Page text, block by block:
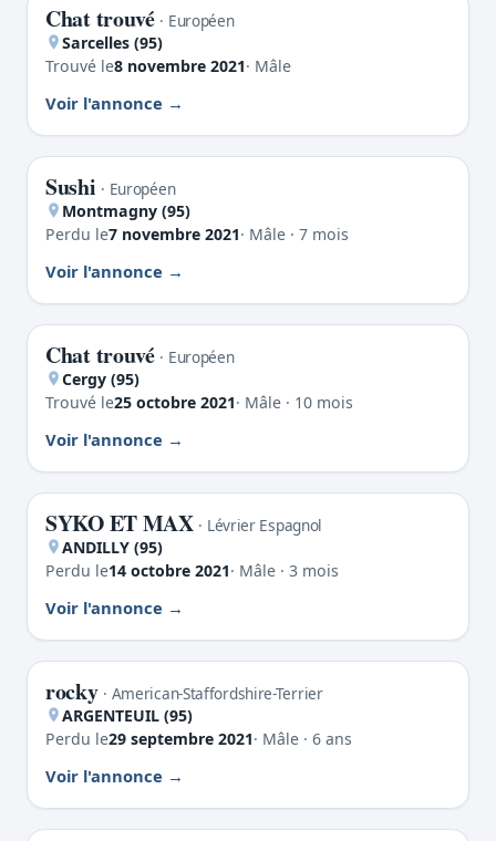
TROUVÉ
Chat trouvé · Européen
Sarcelles (95)
Trouvé le8 novembre 2021· Mâle
Voir l'annonce
PERDU
Sushi · Européen
Montmagny (95)
Perdu le7 novembre 2021· Mâle · 7 mois
Voir l'annonce
TROUVÉ
Chat trouvé · Européen
Cergy (95)
Trouvé le25 octobre 2021· Mâle · 10 mois
Voir l'annonce
PERDU
SYKO ET MAX · Lévrier Espagnol
ANDILLY (95)
Perdu le14 octobre 2021· Mâle · 3 mois
Voir l'annonce
PERDU
rocky · American-Staffordshire-Terrier
ARGENTEUIL (95)
Perdu le29 septembre 2021· Mâle · 6 ans
Voir l'annonce